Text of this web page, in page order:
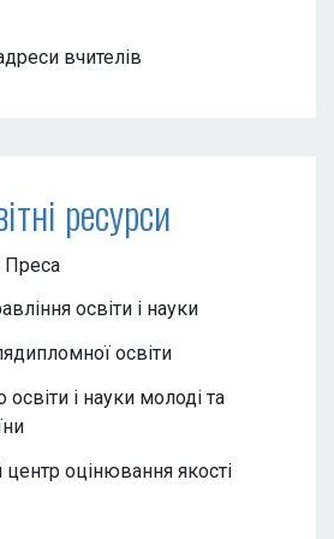
вчителів
ресурси
Преса
освіти і науки
освіти
освіти і науки молоді та
центр оцінювання якості